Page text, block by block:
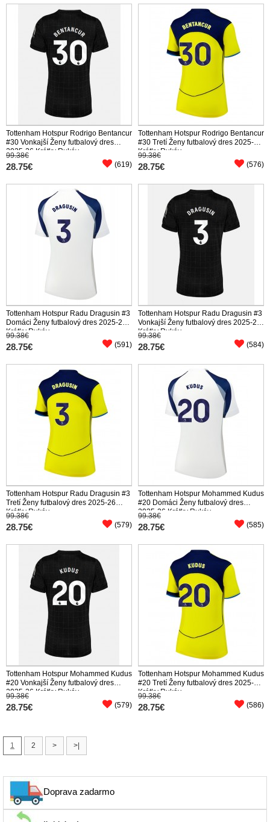
Tottenham Hotspur Rodrigo Bentancur
#30 Vonkajší Ženy futbalový dres
2025-26 Krátky Rukáv
99.38€
28.75€ (619)
Tottenham Hotspur Rodrigo Bentancur
#30 Tretí Ženy futbalový dres 2025-26
Krátky Rukáv
99.38€
28.75€ (576)
Tottenham Hotspur Radu Dragusin #3
Domáci Ženy futbalový dres 2025-26
Krátky Rukáv
99.38€
28.75€ (591)
Tottenham Hotspur Radu Dragusin #3
Vonkajší Ženy futbalový dres 2025-26
Krátky Rukáv
99.38€
28.75€ (584)
Tottenham Hotspur Radu Dragusin #3
Tretí Ženy futbalový dres 2025-26
Krátky Rukáv
99.38€
28.75€ (579)
Tottenham Hotspur Mohammed Kudus
#20 Domáci Ženy futbalový dres
2025-26 Krátky Rukáv
99.38€
28.75€ (585)
Tottenham Hotspur Mohammed Kudus
#20 Vonkajší Ženy futbalový dres
2025-26 Krátky Rukáv
99.38€
28.75€ (579)
Tottenham Hotspur Mohammed Kudus
#20 Tretí Ženy futbalový dres 2025-26
Krátky Rukáv
99.38€
28.75€ (586)
1 2 > >|
Doprava zadarmo